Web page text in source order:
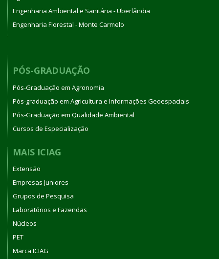
Engenharia Ambiental e Sanitária - Uberlândia
Engenharia Florestal - Monte Carmelo
PÓS-GRADUAÇÃO
Pós-Graduação em Agronomia
Pós-graduação em Agricultura e Informações Geoespaciais
Pós-Graduação em Qualidade Ambiental
Cursos de Especialização
MAIS ICIAG
Extensão
Empresas Juniores
Grupos de Pesquisa
Laboratórios e Fazendas
Núcleos
PET
Marca ICIAG